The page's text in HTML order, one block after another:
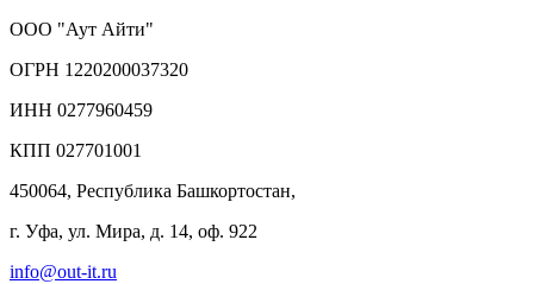
ООО "Аут Айти"
ОГРН 1220200037320
ИНН 0277960459
КПП 027701001
450064, Республика Башкортостан,
г. Уфа, ул. Мира, д. 14, оф. 922
info@out-it.ru